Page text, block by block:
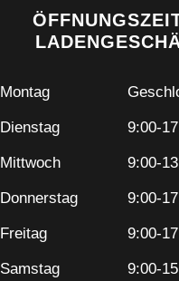
Montag
Dienstag 9:00-
Mittwoch 9:00-
Donnerstag 9:00-
Freitag 9:00-
Samstag 9:00-